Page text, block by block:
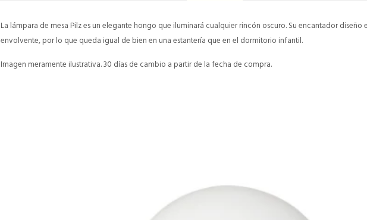
La lámpara de mesa Pilz es un elegante hongo que iluminará cualquier rincón oscuro. Su encantador diseño
envolvente, por lo que queda igual de bien en una estantería que en el dormitorio infantil.
Imagen meramente ilustrativa. 30 días de cambio a partir de la fecha de compra.